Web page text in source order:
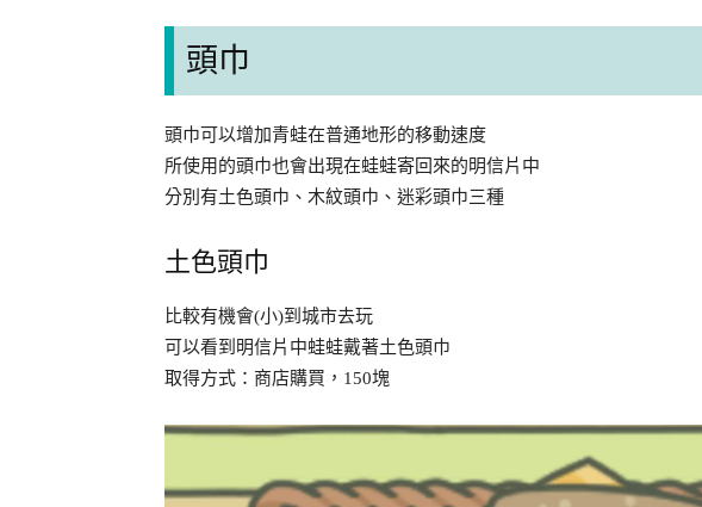
頭巾
頭巾可以增加青蛙在普通地形的移動速度
所使用的頭巾也會出現在蛙蛙寄回來的明信片中
分別有土色頭巾、木紋頭巾、迷彩頭巾三種
土色頭巾
比較有機會(小)到城市去玩
可以看到明信片中蛙蛙戴著土色頭巾
取得方式：商店購買，150塊